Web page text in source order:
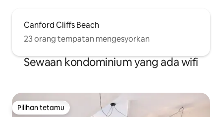
Canford Cliffs Beach
23 orang tempatan mengesyorkan
Sewaan kondominium yang ada wifi
Pilihan tetamu
Pilihan tetamu